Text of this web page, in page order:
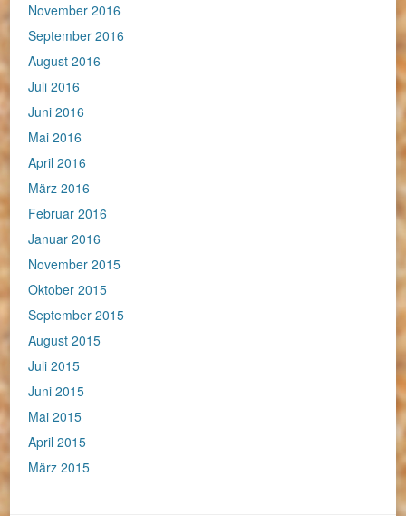
November 2016
September 2016
August 2016
Juli 2016
Juni 2016
Mai 2016
April 2016
März 2016
Februar 2016
Januar 2016
November 2015
Oktober 2015
September 2015
August 2015
Juli 2015
Juni 2015
Mai 2015
April 2015
März 2015